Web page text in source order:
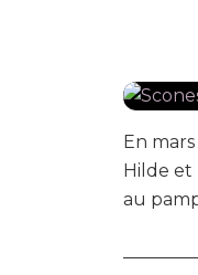
En
Hilde et
au